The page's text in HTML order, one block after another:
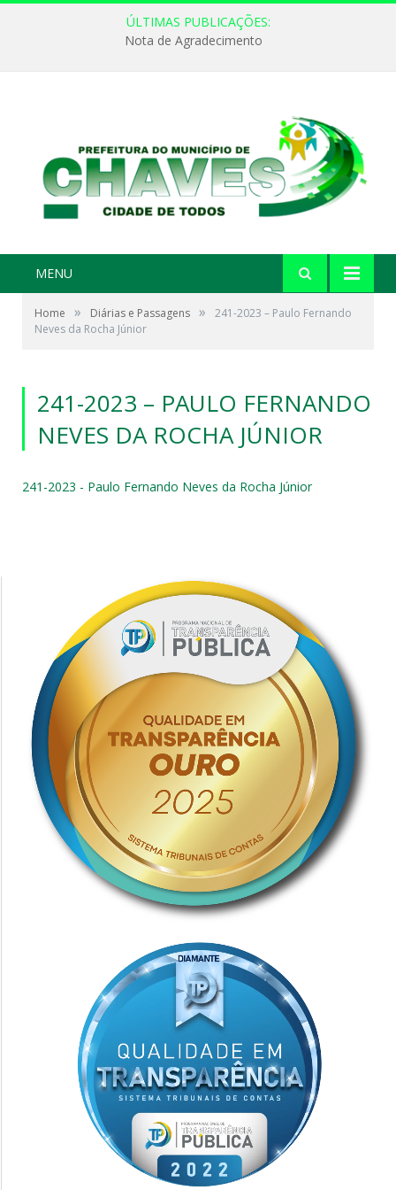
ÚLTIMAS PUBLICAÇÕES:
Nota de Agradecimento
MENU
Home » Diárias e Passagens »
241-2023 – Paulo Fernando
Neves da Rocha Júnior
241-2023 – PAULO FERNANDO
NEVES DA ROCHA JÚNIOR
241-2023 - Paulo Fernando Neves da Rocha Júnior